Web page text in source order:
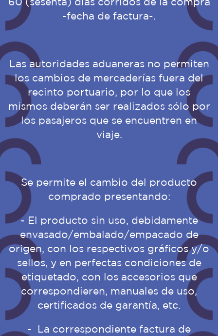
-fecha de factura-.
Las autoridades aduaneras no permiten
los cambios de mercaderías fuera del
recinto portuario, por lo que los
mismos deberán ser realizados sólo por
los pasajeros que se encuentren en
viaje.
Se permite el cambio del producto
comprado presentando:
- El producto sin uso, debidamente
envasado/embalado/empacado de
origen, con los respectivos gráficos y/o
sellos, y en perfectas condiciones de
etiquetado, con los accesorios que
correspondieren, manuales de uso,
certificados de garantía, etc.
- La correspondiente factura de